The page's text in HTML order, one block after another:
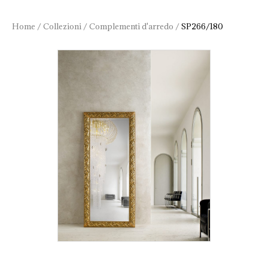
Home /Collezioni /Complementi d'arredo /SP266/180